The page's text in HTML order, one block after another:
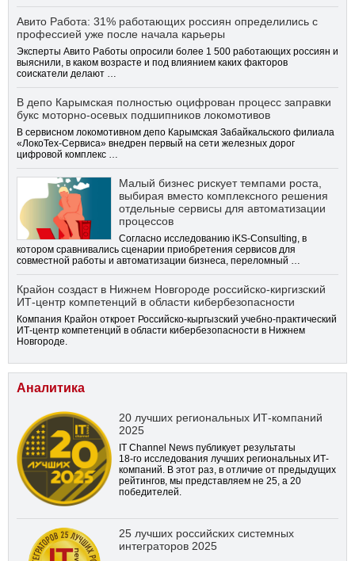
Авито Работа: 31% работающих россиян определились с
профессией уже после начала карьеры
Эксперты Авито Работы опросили более 1 500 работающих россиян и
выяснили, в каком возрасте и под влиянием каких факторов
соискатели делают …
В депо Карымская полностью оцифрован процесс заправки
букс моторно-осевых подшипников локомотивов
В сервисном локомотивном депо Карымская Забайкальского филиала
«ЛокоТех-Сервиса» внедрен первый на сети железных дорог
цифровой комплекс …
Малый бизнес рискует темпами роста,
выбирая вместо комплексного решения
отдельные сервисы для автоматизации
процессов
Согласно исследованию iKS-Consulting, в
котором сравнивались сценарии приобретения сервисов для
совместной работы и автоматизации бизнеса, переломный …
Крайон создаст в Нижнем Новгороде российско-киргизский
ИТ-центр компетенций в области кибербезопасности
Компания Крайон откроет Российско-кыргызский учебно-практический
ИТ-центр компетенций в области кибербезопасности в Нижнем
Новгороде.
Аналитика
20 лучших региональных ИТ-компаний
2025
IT Channel News публикует результаты
18-го исследования лучших региональных ИТ-
компаний. В этот раз, в отличие от предыдущих
рейтингов, мы представляем не 25, а 20
победителей.
25 лучших российских системных
интеграторов 2025